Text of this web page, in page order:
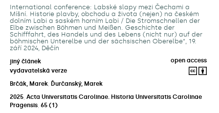
International conference: Labské slapy mezi Čechami a
Míšní. Historie plavby, obchodu a života (nejen) na českém
dolním Labi a saském horním Labi / Die Stromschnellen der
Elbe zwischen Böhmen und Meißen. Geschichte der
Schifffahrt, des Handels und des Lebens (nicht nur) auf der
böhmischen Unterelbe und der sächsischen Oberelbe“, 19.
září 2024, Děčín
jiný článek
open access
vydavatelská verze
Brčák, Marek; Ďurčanský, Marek
2025 Acta Universitatis Carolinae. Historia Universitatis Carolinae
Pragensis 65 (1)